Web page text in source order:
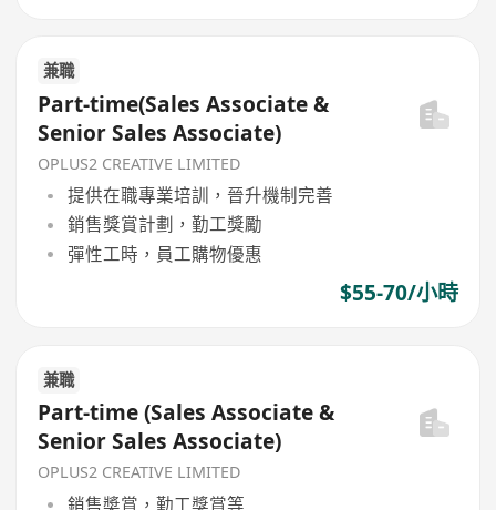
兼職
Part-time(Sales Associate &
Senior Sales Associate)
OPLUS2 CREATIVE LIMITED
提供在職專業培訓，晉升機制完善
銷售獎賞計劃，勤工獎勵
彈性工時，員工購物優惠
$55-70/小時
兼職
Part-time (Sales Associate &
Senior Sales Associate)
OPLUS2 CREATIVE LIMITED
銷售奬賞，勤工獎賞等